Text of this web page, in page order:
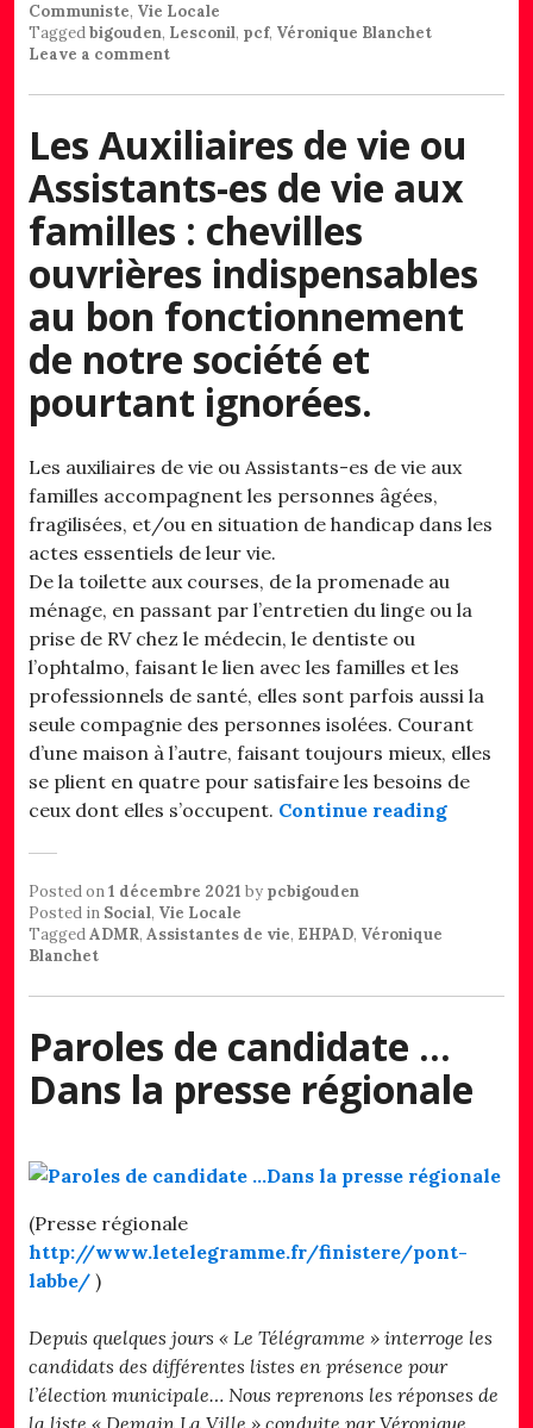
Communiste, Vie Locale
Taggedbigouden, Lesconil, pcf, Véronique Blanchet
Leave a comment
Les Auxiliaires de vie ou
Assistants-es de vie aux
familles : chevilles
ouvrières indispensables
au bon fonctionnement
de notre société et
pourtant ignorées.
Les auxiliaires de vie ou Assistants-es de vie aux
familles accompagnent les personnes âgées,
fragilisées, et/ou en situation de handicap dans les
actes essentiels de leur vie.
De la toilette aux courses, de la promenade au
ménage, en passant par l’entretien du linge ou la
prise de RV chez le médecin, le dentiste ou
l’ophtalmo, faisant le lien avec les familles et les
professionnels de santé, elles sont parfois aussi la
seule compagnie des personnes isolées. Courant
d’une maison à l’autre, faisant toujours mieux, elles
se plient en quatre pour satisfaire les besoins de
ceux dont elles s’occupent. Continue reading« Les
Posted on1 décembre 2021 by pcbigouden
Posted in Social, Vie Locale
TaggedADMR, Assistantes de vie, EHPAD, Véronique
Blanchet
Paroles de candidate …
Dans la presse régionale
(Presse régionale
http://www.letelegramme.fr/finistere/pont-
labbe/ )
Depuis quelques jours « Le Télégramme » interroge les
candidats des différentes listes en présence pour
l’élection municipale… Nous reprenons les réponses de
la liste « Demain La Ville » conduite par Véronique